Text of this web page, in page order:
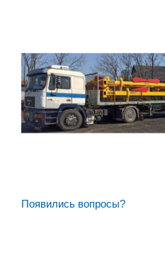
Появились вопросы?